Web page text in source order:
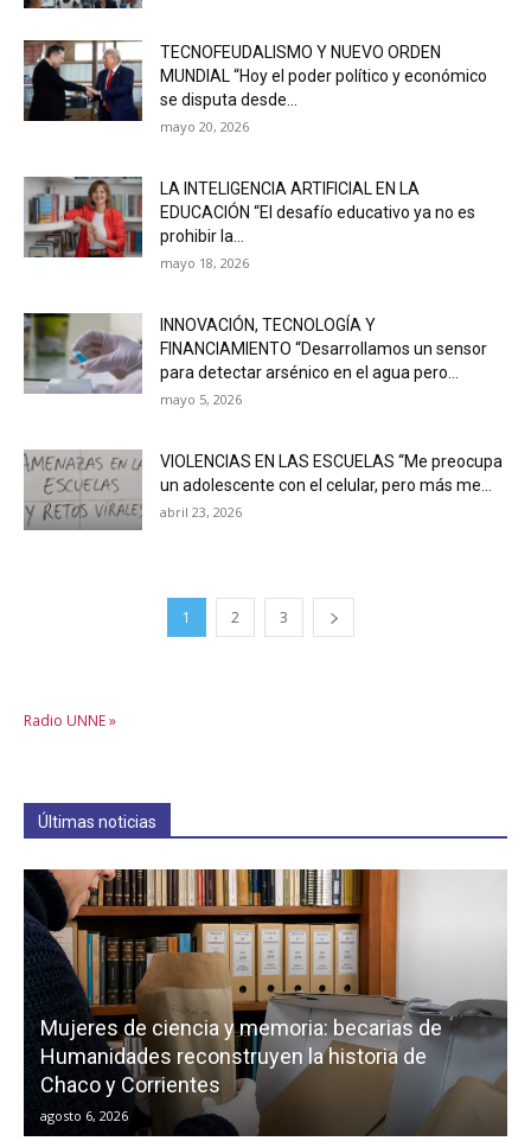
TECNOFEUDALISMO Y NUEVO ORDEN
MUNDIAL “Hoy el poder político y económico
se disputa desde...
mayo 20, 2026
LA INTELIGENCIA ARTIFICIAL EN LA
EDUCACIÓN “El desafío educativo ya no es
prohibir la...
mayo 18, 2026
INNOVACIÓN, TECNOLOGÍA Y
FINANCIAMIENTO “Desarrollamos un sensor
para detectar arsénico en el agua pero...
mayo 5, 2026
VIOLENCIAS EN LAS ESCUELAS “Me preocupa
un adolescente con el celular, pero más me...
abril 23, 2026
1 2 3
Radio UNNE »
Últimas noticias
Mujeres de ciencia y memoria: becarias de
Humanidades reconstruyen la historia de
Chaco y Corrientes
agosto 6, 2026